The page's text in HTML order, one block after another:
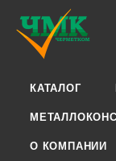
КАТАЛОГ
О КОМПАНИИ